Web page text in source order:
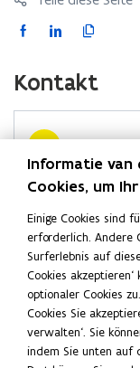
F
c
e
b
o
L
k
e
d
i
n
f
f
n
e
t
i
n
L
k
i
n
d
i
Z
w
s
c
h
e
Kontakt
publiq
Webseite
www.publiq.be
ö
f
f
n
e
t
i
n
n
www.publiq.be/
ö
f
f
n
e
t
i
n
E-Mail
info@publiq.be
Telefon
02 551 18 70
Adresse
Informatie van
Cookies, um
Einige Cookies sind
erforderlich. Andere
Surferlebnis auf
Cookies
optionaler Cookies
Cookies Sie
verwalten‘. Sie
indem Sie unten auf